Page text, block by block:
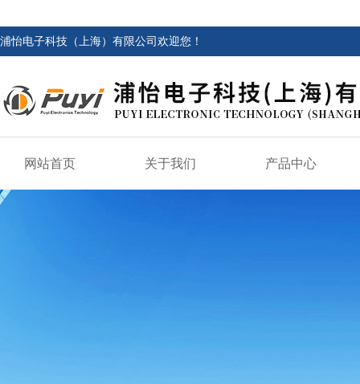
浦怡电子科技（上海）有限公司欢迎您！
网站首页 关于我们 产品中心